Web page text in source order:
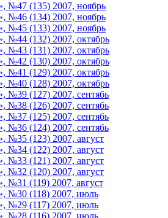
№47 (135) 2007, ноябрь
№46 (134) 2007, ноябрь
№45 (133) 2007, ноябрь
№44 (132) 2007, октябрь
№43 (131) 2007, октябрь
№42 (130) 2007, октябрь
№41 (129) 2007, октябрь
№40 (128) 2007, октябрь
№39 (127) 2007, сентябь
№38 (126) 2007, сентябь
№37 (125) 2007, сентябь
№36 (124) 2007, сентябь
№35 (123) 2007, август
№34 (122) 2007, август
№33 (121) 2007, август
№32 (120) 2007, август
№31 (119) 2007, август
№30 (118) 2007, июль
№29 (117) 2007, июль
№28 (116) 2007, июль